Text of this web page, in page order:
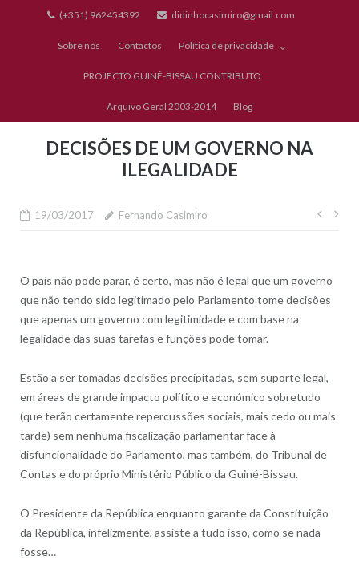
(+351) 962454392 didinhocasimiro@gmail.com
Sobre nós Contactos Política de privacidade
PROJECTO GUINÉ-BISSAU CONTRIBUTO
Arquivo Geral 2003-2014 Blog
DECISÕES DE UM GOVERNO NA
ILEGALIDADE
19/03/2017 Fernando Casimiro
O país não pode parar, é certo, mas não é legal que um governo
que não tendo sido legitimado pelo Parlamento tome decisões
que apenas um governo com legitimidade e com base na
legalidade das suas tarefas e funções pode tomar.
Estão a ser tomadas decisões precipitadas, sem suporte legal,
em áreas de grande impacto político e económico sobretudo
(que terão certamente repercussões sociais, mais cedo ou mais
tarde) sem nenhuma fiscalização parlamentar face à
disfuncionalidade do Parlamento, mas também, do Tribunal de
Contas e do próprio Ministério Público da Guiné-Bissau.
O Presidente da República enquanto garante da Constituição
da República, infelizmente, assiste a tudo isso, como se nada
fosse…